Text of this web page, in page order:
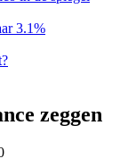
3.1%
zeggen